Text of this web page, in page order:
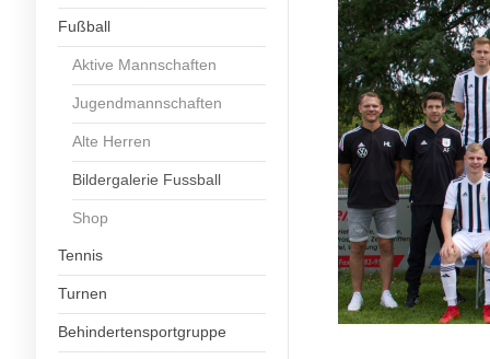
Fußball
Aktive Mannschaften
Jugendmannschaften
Alte Herren
Bildergalerie Fussball
Shop
Tennis
Turnen
Behindertensportgruppe